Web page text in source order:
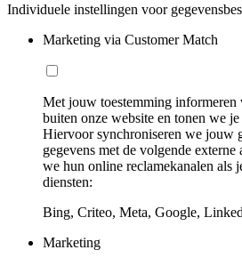
Individuele instellingen voor
Marketing via Customer Match
Met jouw toestemming informeren
buiten onze website en tonen we
Hiervoor synchroniseren we jouw
gegevens met de volgende externe
we hun online reclamekanalen als
diensten:
Bing, Criteo, Meta, Google,
Marketing